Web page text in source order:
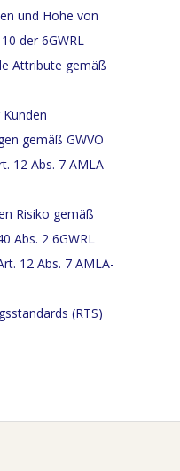
und Höhe von
der 6GWRL
Attribute gemäß
gemäß GWVO
12 Abs. 7 AMLA-
Risiko gemäß
Abs. 2 6GWRL
12 Abs. 7 AMLA-
(RTS)